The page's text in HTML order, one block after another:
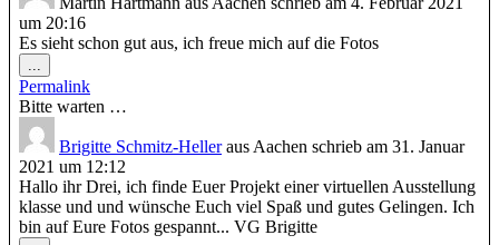
um 20:16
Es sieht schon gut aus, ich freue mich auf die Fotos
...
Metabox
ein-/ausblenden.
Permalink
Bitte warten …
Brigitte Schmitz-Heller aus Aachen schrieb am 31. Januar
2021 um 12:12
Hallo ihr Drei, ich finde Euer Projekt einer virtuellen Ausstellung
klasse und und wünsche Euch viel Spaß und gutes Gelingen. Ich
bin auf Eure Fotos gespannt... VG Brigitte